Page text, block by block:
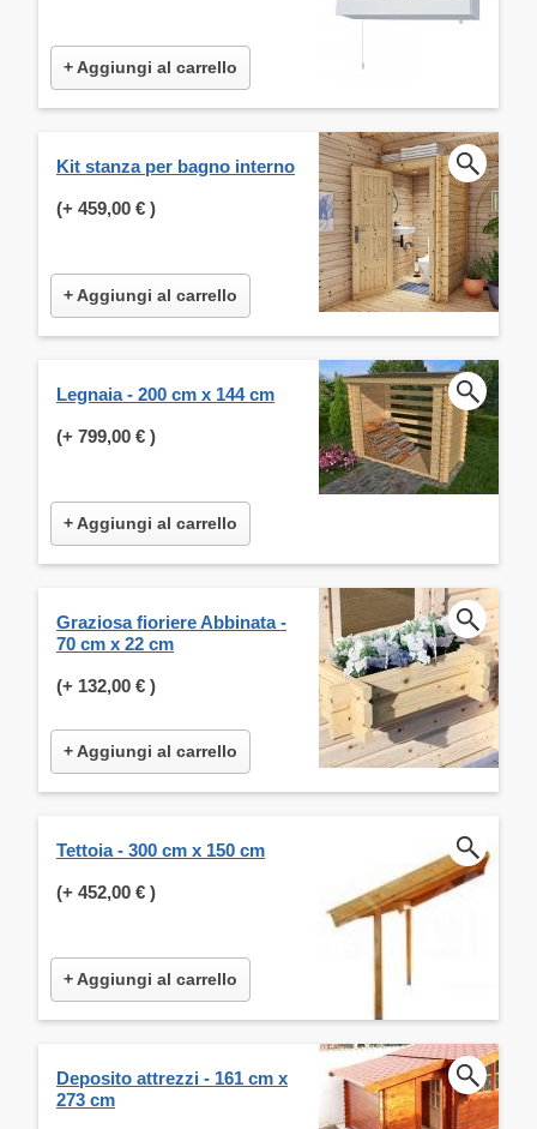
+ Aggiungi al carrello
Kit stanza per bagno interno
(+ 459,00 € )
+ Aggiungi al carrello
Legnaia - 200 cm x 144 cm
(+ 799,00 € )
+ Aggiungi al carrello
Graziosa fioriere Abbinata -
70 cm x 22 cm
(+ 132,00 € )
+ Aggiungi al carrello
Tettoia - 300 cm x 150 cm
(+ 452,00 € )
+ Aggiungi al carrello
Deposito attrezzi - 161 cm x
273 cm